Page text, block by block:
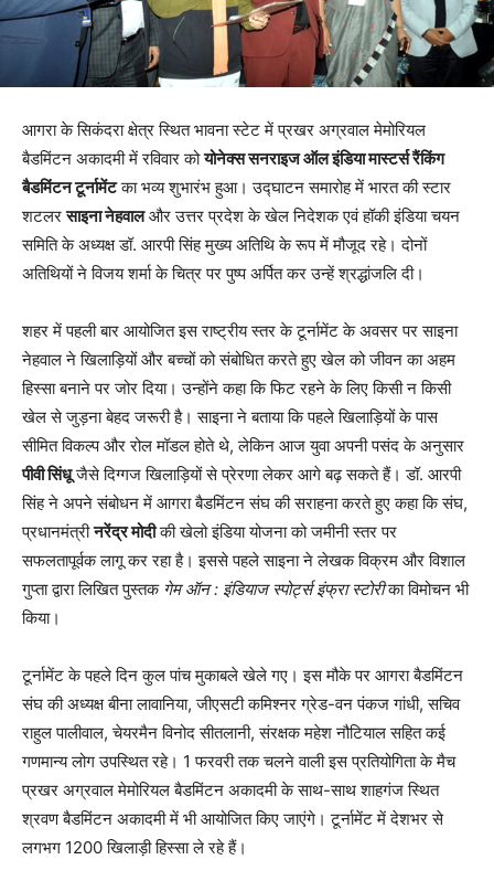
आगरा के सिकंदरा क्षेत्र स्थित भावना स्टेट में प्रखर अग्रवाल मेमोरियल
बैडमिंटन अकादमी में रविवार कोयोनेक्स सनराइज ऑल इंडिया मास्टर्स रैंकिंग
बैडमिंटन टूर्नामेंटका भव्य शुभारंभ हुआ। उद्घाटन समारोह में भारत की स्टार
शटलरसाइना नेहवालऔर उत्तर प्रदेश के खेल निदेशक एवं हॉकी इंडिया चयन
समिति के अध्यक्ष डॉ. आरपी सिंह मुख्य अतिथि के रूप में मौजूद रहे। दोनों
अतिथियों ने विजय शर्मा के चित्र पर पुष्प अर्पित कर उन्हें श्रद्धांजलि दी।
शहर में पहली बार आयोजित इस राष्ट्रीय स्तर के टूर्नामेंट के अवसर पर साइना
नेहवाल ने खिलाड़ियों और बच्चों को संबोधित करते हुए खेल को जीवन का अहम
हिस्सा बनाने पर जोर दिया। उन्होंने कहा कि फिट रहने के लिए किसी न किसी
खेल से जुड़ना बेहद जरूरी है। साइना ने बताया कि पहले खिलाड़ियों के पास
सीमित विकल्प और रोल मॉडल होते थे, लेकिन आज युवा अपनी पसंद के अनुसार
पीवी सिंधूजैसे दिग्गज खिलाड़ियों से प्रेरणा लेकर आगे बढ़ सकते हैं। डॉ. आरपी
सिंह ने अपने संबोधन में आगरा बैडमिंटन संघ की सराहना करते हुए कहा कि संघ,
प्रधानमंत्रीनरेंद्र मोदीकी खेलो इंडिया योजना को जमीनी स्तर पर
सफलतापूर्वक लागू कर रहा है। इससे पहले साइना ने लेखक विक्रम और विशाल
गुप्ता द्वारा लिखित पुस्तक गेम ऑन : इंडियाज स्पोर्ट्स इंफ्रा स्टोरीका विमोचन भी
किया।
टूर्नामेंट के पहले दिन कुल पांच मुकाबले खेले गए। इस मौके पर आगरा बैडमिंटन
संघ की अध्यक्ष बीना लावानिया, जीएसटी कमिश्नर ग्रेड-वन पंकज गांधी, सचिव
राहुल पालीवाल, चेयरमैन विनोद सीतलानी, संरक्षक महेश नौटियाल सहित कई
गणमान्य लोग उपस्थित रहे। 1 फरवरी तक चलने वाली इस प्रतियोगिता के मैच
प्रखर अग्रवाल मेमोरियल बैडमिंटन अकादमी के साथ-साथ शाहगंज स्थित
श्रवण बैडमिंटन अकादमी में भी आयोजित किए जाएंगे। टूर्नामेंट में देशभर से
लगभग 1200 खिलाड़ी हिस्सा ले रहे हैं।